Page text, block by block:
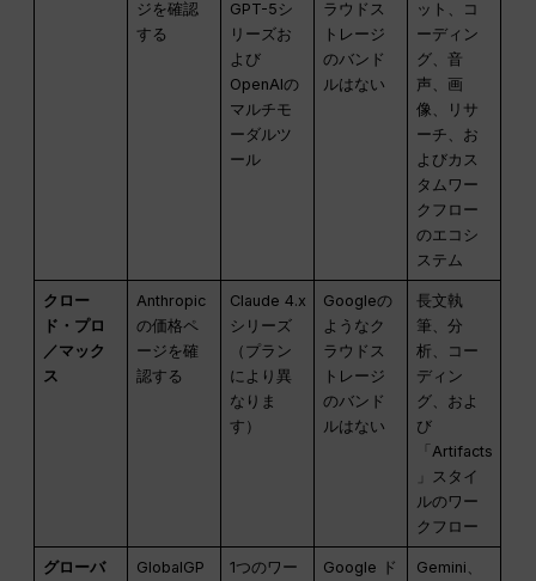
ジを確認
する
GPT-5シ
リーズお
よび
OpenAIの
マルチモ
ーダルツ
ール
ラウドス
トレージ
のバンド
ルはない
ット、コ
ーディン
グ、音
声、画
像、リサ
ーチ、お
よびカス
タムワー
クフロー
のエコシ
ステム
クロー
ド・プロ
／マック
ス
Anthropic
の価格ペ
ージを確
認する
Claude 4.x
シリーズ
（プラン
により異
なりま
す）
Googleの
ようなク
ラウドス
トレージ
のバンド
ルはない
長文執
筆、分
析、コー
ディン
グ、およ
び
「Artifacts
」スタイ
ルのワー
クフロー
グローバ
GlobalGP
1つのワー
Google ド
Gemini、